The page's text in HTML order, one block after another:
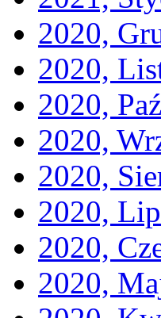
2020,
2020,
2020,
2020,
2020,
2020,
2020,
2020,